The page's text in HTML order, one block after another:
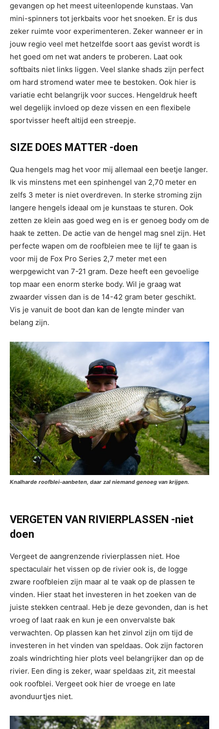
gevangen op het meest uiteenlopende kunstaas. Van
mini-spinners tot jerkbaits voor het snoeken. Er is dus
zeker ruimte voor experimenteren. Zeker wanneer er in
jouw regio veel met hetzelfde soort aas gevist wordt is
het goed om net wat anders te proberen. Laat ook
softbaits niet links liggen. Veel slanke shads zijn perfect
om hard stromend water mee te bestoken. Ook hier is
variatie echt belangrijk voor succes. Hengeldruk heeft
wel degelijk invloed op deze vissen en een flexibele
sportvisser heeft altijd een streepje.
SIZE DOES MATTER -doen
Qua hengels mag het voor mij allemaal een beetje langer.
Ik vis minstens met een spinhengel van 2,70 meter en
zelfs 3 meter is niet overdreven. In sterke stroming zijn
langere hengels ideaal om je kunstaas te sturen. Ook
zetten ze klein aas goed weg en is er genoeg body om de
haak te zetten. De actie van de hengel mag snel zijn. Het
perfecte wapen om de roofbleien mee te lijf te gaan is
voor mij de Fox Pro Series 2,7 meter met een
werpgewicht van 7-21 gram. Deze heeft een gevoelige
top maar een enorm sterke body. Wil je graag wat
zwaarder vissen dan is de 14-42 gram beter geschikt.
Vis je vanuit de boot dan kan de lengte minder van
belang zijn.
Knalharde roofblei-aanbeten, daar zal niemand genoeg van krijgen.
VERGETEN VAN RIVIERPLASSEN -niet
doen
Vergeet de aangrenzende rivierplassen niet. Hoe
spectaculair het vissen op de rivier ook is, de logge
zware roofbleien zijn maar al te vaak op de plassen te
vinden. Hier staat het investeren in het zoeken van de
juiste stekken centraal. Heb je deze gevonden, dan is het
vroeg of laat raak en kun je een onvervalste bak
verwachten. Op plassen kan het zinvol zijn om tijd de
investeren in het vinden van speldaas. Ook zijn factoren
zoals windrichting hier plots veel belangrijker dan op de
rivier. Een ding is zeker, waar speldaas zit, zit meestal
ook roofblei. Vergeet ook hier de vroege en late
avonduurtjes niet.